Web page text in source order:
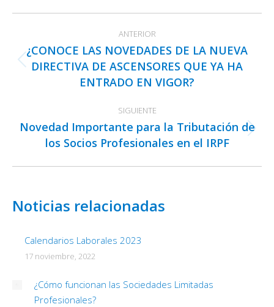
Facebook
X
LinkedIn
entre
publicaciones
ANTERIOR
Publicación
anterior:
¿CONOCE LAS NOVEDADES DE LA NUEVA
DIRECTIVA DE ASCENSORES QUE YA HA
ENTRADO EN VIGOR?
SIGUIENTE
Publicación
siguiente:
Novedad Importante para la Tributación de
los Socios Profesionales en el IRPF
Noticias relacionadas
Calendarios Laborales 2023
17 noviembre, 2022
¿Cómo funcionan las Sociedades Limitadas
Profesionales?